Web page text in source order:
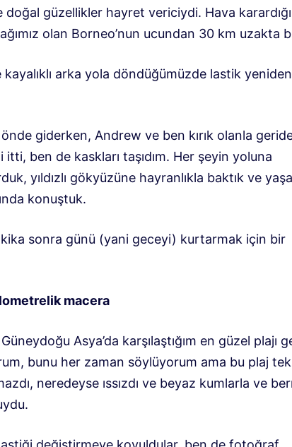
doğal güzellikler hayret vericiydi. Hava
olan Borneo’nun ucundan 30 km uzakta
arka yola döndüğümüzde lastik yeniden
giderken, Andrew ve ben kırık olanla
itti, ben de kaskları taşıdım. Her şeyin yoluna
yıldızlı gökyüzüne hayranlıkla baktık ve
konuştuk.
sonra günü (yani geceyi) kurtarmak için bir
macera
Asya’da karşılaştığım en güzel plajı
bunu her zaman söylüyorum ama bu plaj tek
neredeyse ıssızdı ve beyaz kumlarla ve